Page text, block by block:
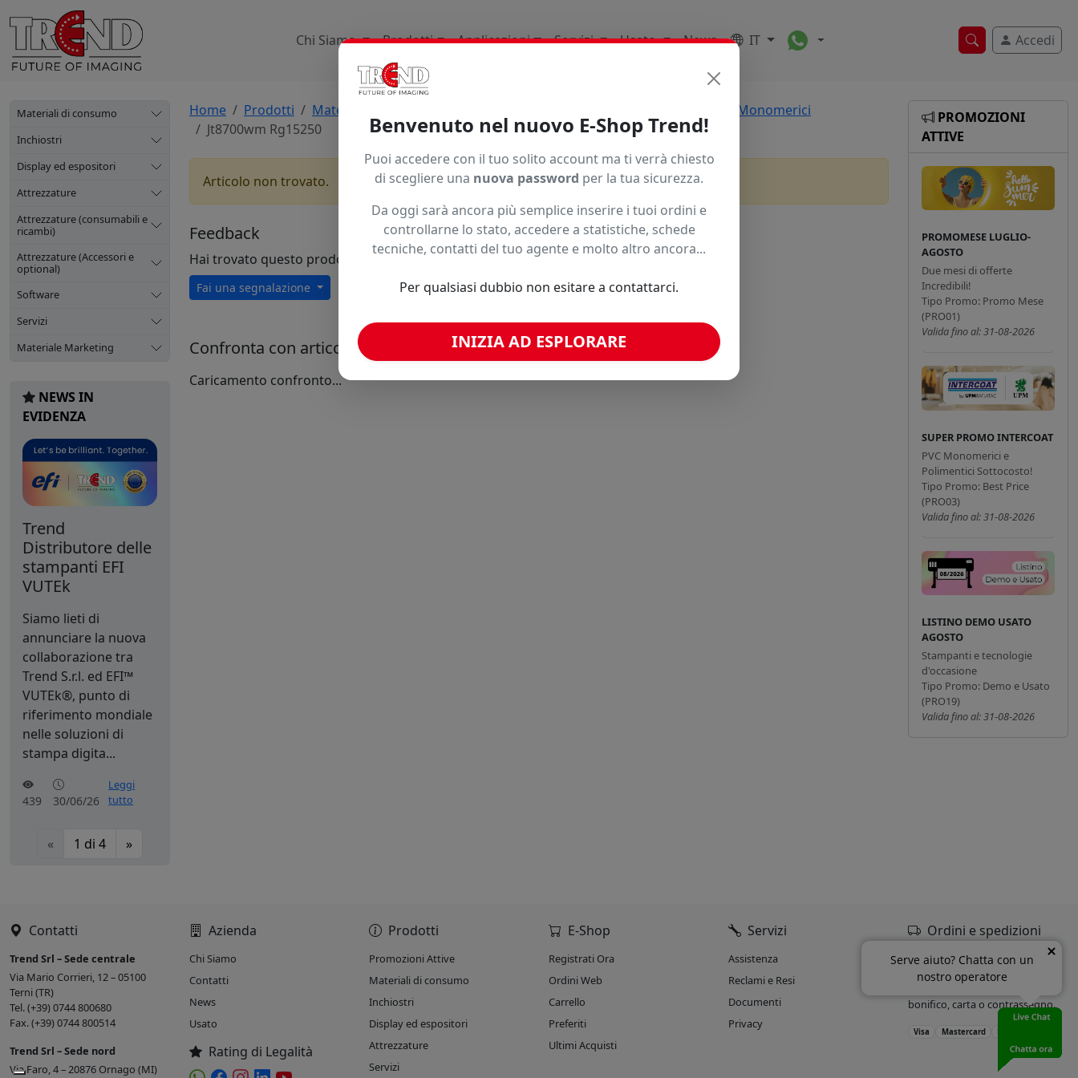
Ricerca veloce
Accedi
Chi Siamo Prodotti Applicazioni Servizi Usato News IT Toggle Dropdown
Materiali di consumo
Inchiostri
Display ed espositori
Attrezzature
Attrezzature (consumabili e
ricambi)
Attrezzature (Accessori e
optional)
Software
Servizi
Materiale Marketing
NEWS IN
EVIDENZA
Trend
Distributore delle
stampanti EFI
VUTEk
Siamo lieti di
annunciare la nuova
collaborazione tra
Trend S.r.l. ed EFI™
VUTEk®, punto di
riferimento mondiale
nelle soluzioni di
stampa digita...
439 30/06/26
Leggi
tutto
« 1 di 4 »
Home Prodotti Materiali Di Consumo
Pvc Adesivi Monomerici
Jt8700wm Rg15250
Articolo non trovato.
Feedback
Hai trovato questo prodotto ad un prezzo più basso?
Fai una segnalazione
Confronta con articoli simili
Caricamento confronto...
PROMOZIONI
ATTIVE
PROMOMESE LUGLIO-
AGOSTO
Due mesi di offerte
Incredibili!
Tipo Promo: Promo Mese
(PRO01)
Valida fino al: 31-08-2026
SUPER PROMO INTERCOAT
PVC Monomerici e
Polimentici Sottocosto!
Tipo Promo: Best Price
(PRO03)
Valida fino al: 31-08-2026
LISTINO DEMO USATO
AGOSTO
Stampanti e tecnologie
d'occasione
Tipo Promo: Demo e Usato
(PRO19)
Valida fino al: 31-08-2026
Contatti
Trend Srl – Sede centrale
Via Mario Corrieri, 12 – 05100
Terni (TR)
Tel. (+39) 0744 800680
Fax. (+39) 0744 800514
Trend Srl – Sede nord
Via Faro, 4 – 20876 Ornago (MI)
Azienda
Chi Siamo
Contatti
News
Usato
Rating di Legalità
Prodotti
Promozioni Attive
Materiali di consumo
Inchiostri
Display ed espositori
Attrezzature
Servizi
E-Shop
Registrati Ora
Ordini Web
Carrello
Preferiti
Ultimi Acquisti
Servizi
Assistenza
Reclami e Resi
Documenti
Privacy
Ordini e spedizioni
Oltre il 90% delle spedizioni
entro 24h dall’ordine.
bonifico, carta o contrassegno.
Visa Mastercard
Benvenuto nel nuovo E-Shop Trend!
Puoi accedere con il tuo solito account ma ti verrà chiesto
di scegliere una nuova password per la tua sicurezza.
Da oggi sarà ancora più semplice inserire i tuoi ordini e
controllarne lo stato, accedere a statistiche, schede
tecniche, contatti del tuo agente e molto altro ancora...
Per qualsiasi dubbio non esitare a contattarci.
INIZIA AD ESPLORARE
Serve aiuto? Chatta con un
nostro operatore